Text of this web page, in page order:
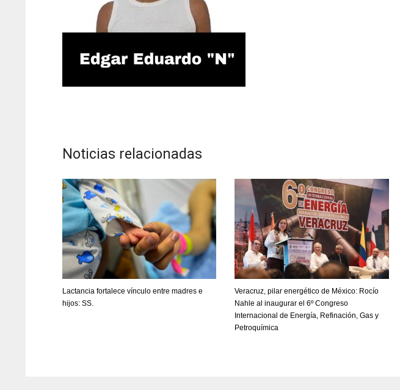
Noticias relacionadas
Lactancia fortalece vínculo entre madres e
hijos: SS.
Veracruz, pilar energético de México: Rocío
Nahle al inaugurar el 6º Congreso
Internacional de Energía, Refinación, Gas y
Petroquímica